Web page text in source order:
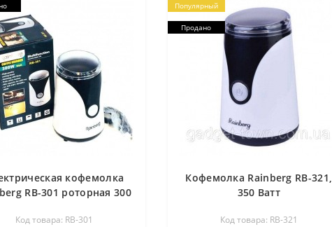
кофемолка
RB-301 роторная 300
Код товара: RB-301
Популярный
Продано
Кофемолка Rainberg RB-321,
350 Ватт
Код товара: RB-321